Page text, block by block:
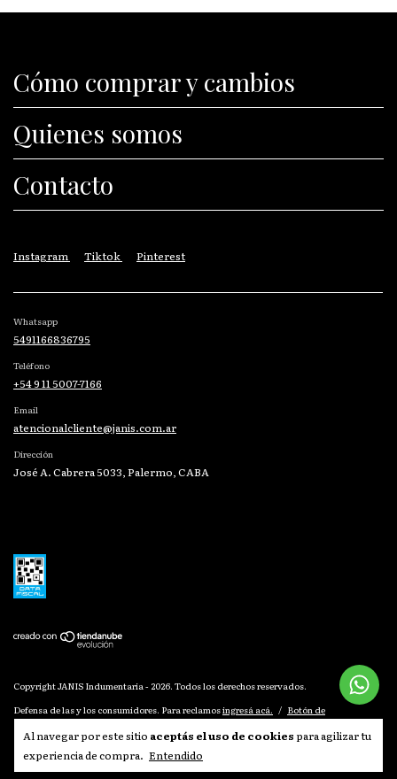
Al navegar por este sitio aceptás el uso de cookies para agilizar tu
experiencia de compra. Entendido
Cómo comprar y cambios
Quienes somos
Contacto
Instagram Tiktok Pinterest
Whatsapp
5491166836795
Teléfono
+54 9 11 5007-7166
Email
atencionalcliente@janis.com.ar
Dirección
José A. Cabrera 5033, Palermo, CABA
Copyright JANIS Indumentaria - 2026. Todos los derechos reservados.
Defensa de las y los consumidores. Para reclamosingresá acá. / Botón de